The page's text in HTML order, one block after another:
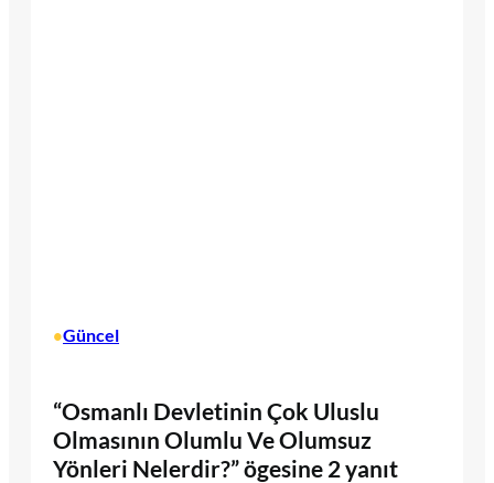
•Güncel
“Osmanlı Devletinin Çok Uluslu
Olmasının Olumlu Ve Olumsuz
Yönleri Nelerdir?” ögesine 2 yanıt